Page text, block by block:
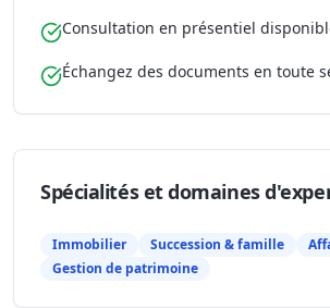
Consultation en présentiel
Échangez des documents en toute
Spécialités et domaines
Immobilier Succession & famille
Gestion de patrimoine